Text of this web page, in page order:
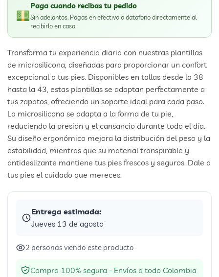
Paga cuando recibas tu pedido
Sin adelantos. Pagas en efectivo o datafono directamente al
recibirlo en casa.
Transforma tu experiencia diaria con nuestras plantillas
de microsilicona, diseñadas para proporcionar un confort
excepcional a tus pies. Disponibles en tallas desde la 38
hasta la 43, estas plantillas se adaptan perfectamente a
tus zapatos, ofreciendo un soporte ideal para cada paso.
La microsilicona se adapta a la forma de tu pie,
reduciendo la presión y el cansancio durante todo el día.
Su diseño ergonómico mejora la distribución del peso y la
estabilidad, mientras que su material transpirable y
antideslizante mantiene tus pies frescos y seguros. Dale a
tus pies el cuidado que mereces.
Entrega estimada:
Jueves 13 de agosto
2 personas viendo este producto
Compra 100% segura - Envíos a todo Colombia